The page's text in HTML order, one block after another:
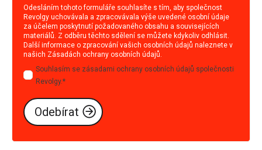
Odesláním tohoto formuláře souhlasíte s tím, aby společnost
Revolgy uchovávala a zpracovávala výše uvedené osobní údaje
za účelem poskytnutí požadovaného obsahu a souvisejících
materiálů. Z odběru těchto sdělení se můžete kdykoliv odhlásit.
Další informace o zpracování vašich osobních údajů naleznete v
našich Zásadách ochrany osobních údajů.
Souhlasím se zásadami ochrany osobních údajů společnosti
Revolgy.*